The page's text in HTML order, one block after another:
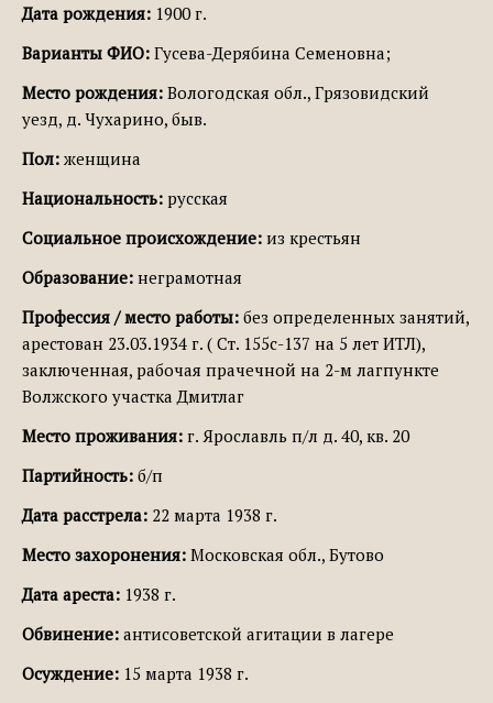
Дата рождения: 1900 г.
Варианты ФИО: Гусева-Дерябина Семеновна;
Место рождения: Вологодская обл., Грязовидский
уезд, д. Чухарино, быв.
Пол: женщина
Национальность: русская
Социальное происхождение: из крестьян
Образование: неграмотная
Профессия / место работы: без определенных занятий,
арестован 23.03.1934 г. ( Ст. 155с-137 на 5 лет ИТЛ),
заключенная, рабочая прачечной на 2-м лагпункте
Волжского участка Дмитлаг
Место проживания: г. Ярославль п/л д. 40, кв. 20
Партийность: б/п
Дата расстрела: 22 марта 1938 г.
Место захоронения: Московская обл., Бутово
Дата ареста: 1938 г.
Обвинение: антисоветской агитации в лагере
Осуждение: 15 марта 1938 г.